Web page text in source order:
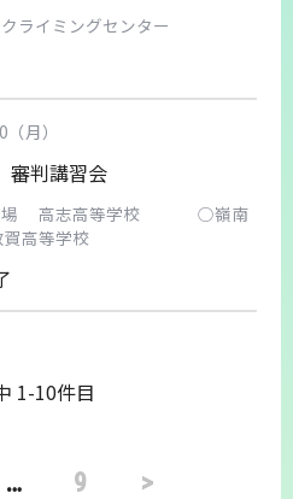
ライミングセンター
月）
審判講習会
場 高志高等学校 ○嶺南
高等学校
1-10件目
… 9 >